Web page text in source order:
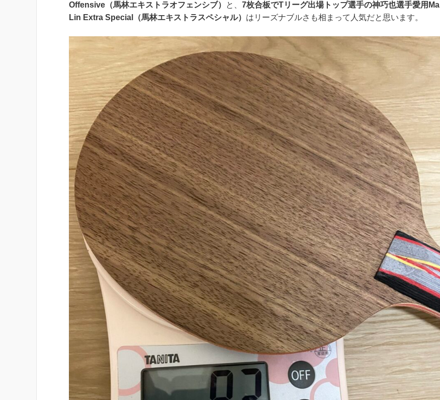
Offensive（馬林エキストラオフェンシブ）
と、 7枚合板でTリーグ出場トップ選手の神巧也選手愛用Ma
Lin Extra Special（馬林エキストラスペシャル） はリーズナブルさも相まって人気だと思います。